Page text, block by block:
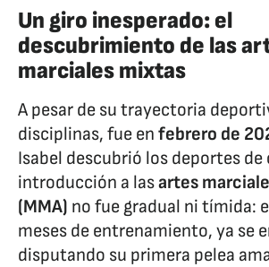
Un giro inesperado: el
descubrimiento de las
marciales mixtas
A pesar de su trayectoria
disciplinas, fue en febrero de
Isabel descubrió los deportes
introducción a lasartes
(MMA) no fue gradual ni tímida:
meses de entrenamiento, ya se
disputando su primera pelea